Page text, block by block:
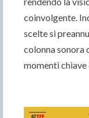
coinvolgente.
scelte si
colonna sonora
momenti